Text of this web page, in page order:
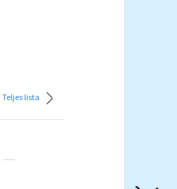
Teljes lista